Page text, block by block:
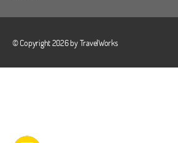
© Copyright 2026 byTravelWorks